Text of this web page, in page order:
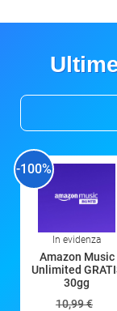
-100%
In evidenza
Amazon Music
Unlimited
30gg
10,99 €